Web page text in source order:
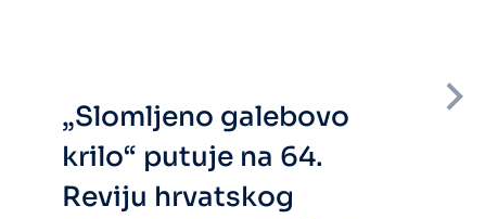
„Slomljeno galebovo
krilo“ putuje na 64.
Reviju hrvatskog